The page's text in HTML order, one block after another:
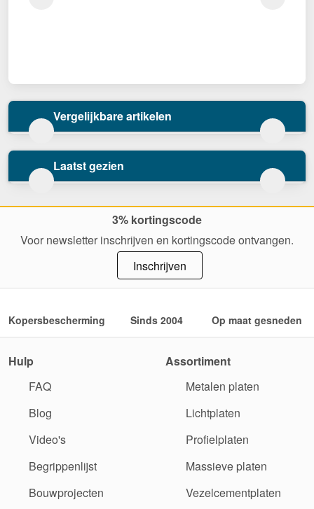
Vergelijkbare artikelen
Laatst gezien
3% kortingscode
Voor newsletter inschrijven en kortingscode ontvangen.
Inschrijven
Kopersbescherming Sinds 2004 Op maat gesneden
Hulp
FAQ
Blog
Video's
Begrippenlijst
Bouwprojecten
Assortiment
Metalen platen
Lichtplaten
Profielplaten
Massieve platen
Vezelcementplaten